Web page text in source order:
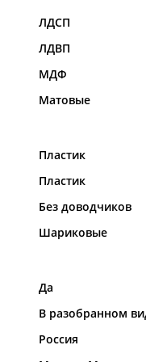
ЛДСП
ЛДВП
МДФ
Матовые
Пластик
Пластик
Без доводчиков
Шариковые
Да
В разобранном
Россия